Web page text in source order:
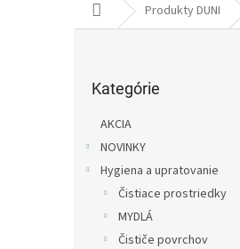
DomovProdukty DUNI
kategórie
Kategórie
AKCIA
NOVINKY
Hygiena a upratovanie
Čistiace prostriedky
MYDLÁ
Čističe povrchov